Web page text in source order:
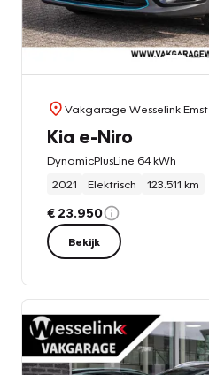
Vakgarage Wesselink Emst
Kia e-Niro
DynamicPlusLine 64 kWh
2021
Elektrisch 123.511 km
€ 23.950
Bekijk